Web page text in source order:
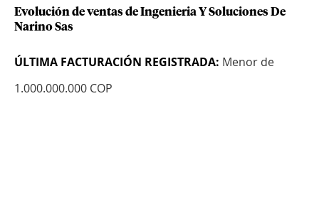
Evolución de ventas de Ingenieria Y Soluciones De
Narino Sas
ÚLTIMA FACTURACIÓN REGISTRADA: Menor de
1.000.000.000 COP